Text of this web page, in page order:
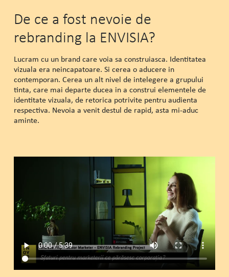
De ce a fost nevoie de
rebranding la ENVISIA?
Lucram cu un brand care voia sa construiasca. Identitatea
vizuala era neincapatoare. Si cerea o aducere in
contemporan. Cerea un alt nivel de intelegere a grupului
tinta, care mai departe ducea in a construi elementele de
identitate vizuala, de retorica potrivite pentru audienta
respectiva. Nevoia a venit destul de rapid, asta mi-aduc
aminte.